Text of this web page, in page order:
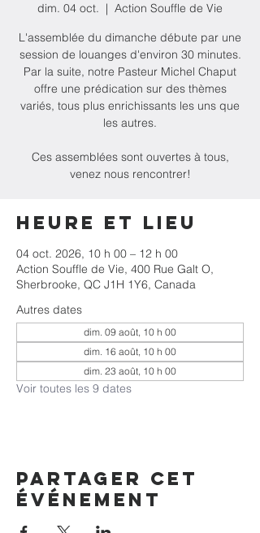
dim. 04 oct.
  |
Action Souffle de Vie
L'assemblée du dimanche débute par une
session de louanges d'environ 30 minutes.
Par la suite, notre Pasteur Michel Chaput
offre une prédication sur des thèmes
variés, tous plus enrichissants les uns que
les autres.
Ces assemblées sont ouvertes à tous,
venez nous rencontrer!
Heure et lieu
04 oct. 2026, 10 h 00 – 12 h 00
Action Souffle de Vie, 400 Rue Galt O,
Sherbrooke, QC J1H 1Y6, Canada
Autres dates
dim. 09 août, 10 h 00
dim. 16 août, 10 h 00
dim. 23 août, 10 h 00
Voir toutes les 9 dates
Partager cet
événement